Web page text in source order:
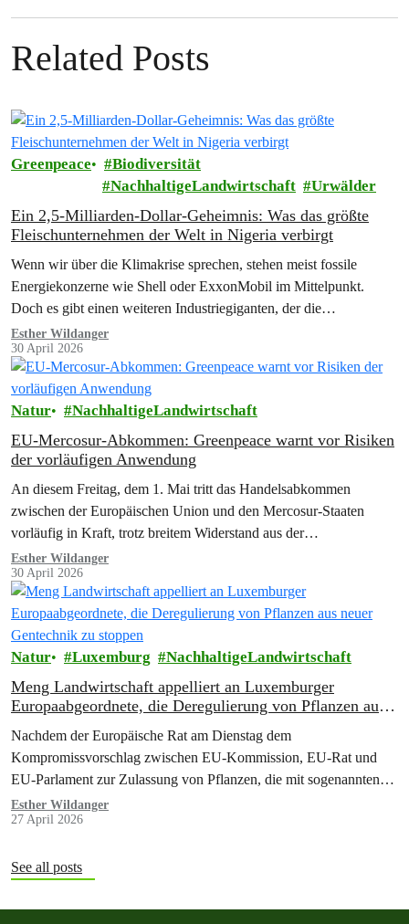
Related Posts
Greenpeace
Biodiversität
NachhaltigeLandwirtschaft
Urwälder
Ein 2,5-Milliarden-Dollar-Geheimnis: Was das größte
Fleischunternehmen der Welt in Nigeria verbirgt
Wenn wir über die Klimakrise sprechen, stehen meist fossile
Energiekonzerne wie Shell oder ExxonMobil im Mittelpunkt.
Doch es gibt einen weiteren Industriegiganten, der die
Klimazerstörung maßgeblich vorantreibt und derzeit eine massive
Expansion in Afrika plant.
Esther Wildanger
30 April 2026
Natur NachhaltigeLandwirtschaft
EU-Mercosur-Abkommen: Greenpeace warnt vor Risiken
der vorläufigen Anwendung
An diesem Freitag, dem 1. Mai tritt das Handelsabkommen
zwischen der Europäischen Union und den Mercosur-Staaten
vorläufig in Kraft, trotz breitem Widerstand aus der
Zivilgesellschaft.…
Esther Wildanger
30 April 2026
Natur Luxemburg NachhaltigeLandwirtschaft
Meng Landwirtschaft appelliert an Luxemburger
Europaabgeordnete, die Deregulierung von Pflanzen aus
Nachdem der Europäische Rat am Dienstag dem
Kompromissvorschlag zwischen EU-Kommission, EU-Rat und
EU-Parlament zur Zulassung von Pflanzen, die mit sogenannten
“neuen genomischen Techniken” (NGT)…
Esther Wildanger
27 April 2026
See all posts